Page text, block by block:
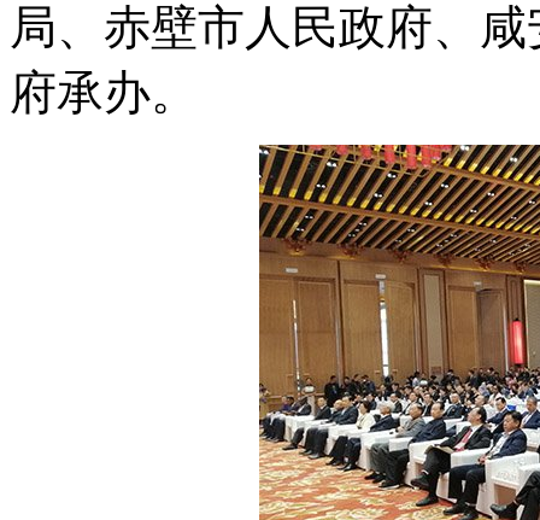
局、赤壁市人民政府、
府承办。